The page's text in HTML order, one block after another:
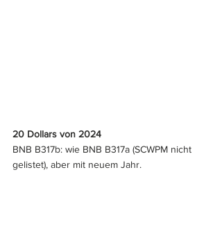
20 Dollars von 2024
BNB B317b: wie BNB B317a (SCWPM nicht
gelistet), aber mit neuem Jahr.